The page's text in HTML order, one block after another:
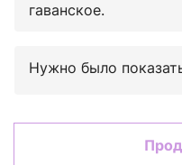
гаванское.
Нужно было